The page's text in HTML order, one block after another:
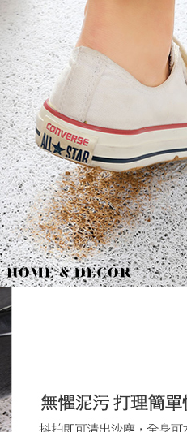
1.初回 AFTEEを ご利用の際に、認証結果
き、限度額が設定されます。
2.決済金額は最低NT$20です。
3.現在、台湾の会員のみご利用いただけま
三、利用規約「AFTEE代金後払い」（以
プロテクションズ（以下 AFTEE という）
します。当サービスご利用の際に提供し
文者の氏名、電話番号、受取人の氏名、
これに限らない）は、AFTEEに渡され当
されます。AFTEEの個人情報の収集、処
AFTEE公式ホームページの『個人情報の
明』をご参照ください（https://aftee.tw/
AFTEEの初回ご利用の際に、審査を通過
なります。支払い期限を過ぎた場合、そ
延滞納金が加算されます。未成年の利用者
後見人の同意を得ればAFTEEをご利用い
個人情報の処理、利用について疑問がある
cs_tw@netprotections.co.jp